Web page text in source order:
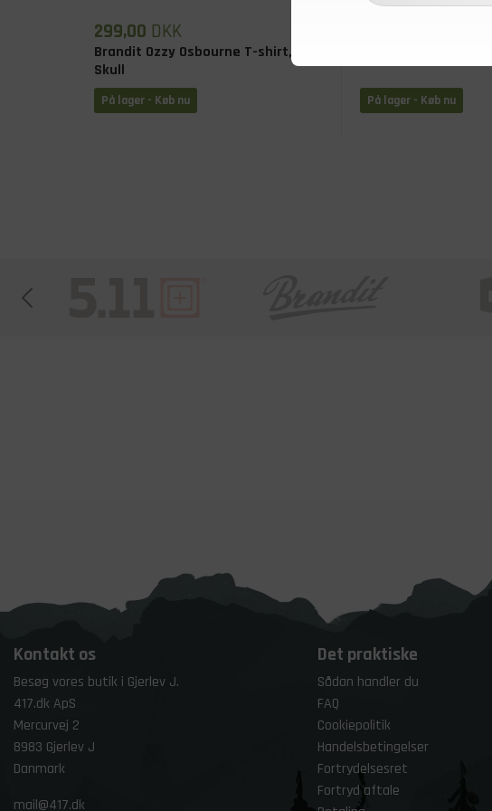
299,00 DKK
Brandit Ozzy Osbourne T-shirt,
Skull
På lager - Køb nu På lager - Køb nu
Kontakt os
Besøg vores butik i Gjerlev J.
417.dk ApS
Mercurvej 2
8983 Gjerlev J
Danmark
mail@417.dk
Det praktiske
Sådan handler du
FAQ
Cookiepolitik
Handelsbetingelser
Fortrydelsesret
Fortryd aftale